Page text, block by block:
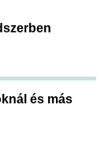
és más